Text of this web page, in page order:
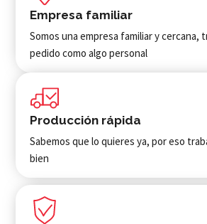
Empresa familiar
Somos una empresa familiar y cercana,
pedido como algo personal
Producción rápida
Sabemos que lo quieres ya, por eso
bien